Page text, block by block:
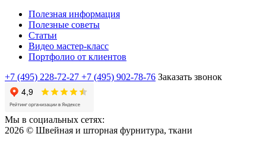
Полезная информация
Полезные советы
Статьи
Видео мастер-класс
Портфолио от клиентов
+7 (495) 228-72-27 +7 (495) 902-78-76 Заказать звонок
Мы в социальных сетях:
2026 © Швейная и шторная фурнитура, ткани